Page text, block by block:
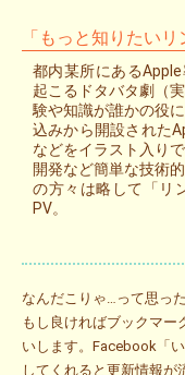
「もっと知りたい
都内某所にある
起こるドタバタ劇（
験や知識が誰かの役
込みから開設された
などをイラスト入り
開発など簡単な技術
の方々は略して「リ
PV。
なんだこりゃ…って思っ
もし良ければブックマー
いします。Facebook「
してくれると更新情報が